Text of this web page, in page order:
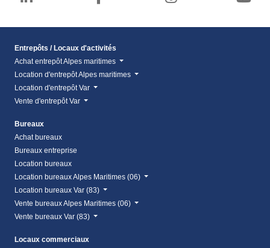
Entrepôts / Locaux d'activités
Achat entrepôt Alpes maritimes
Location d'entrepôt Alpes maritimes
Location d'entrepôt Var
Vente d'entrepôt Var
Bureaux
Achat bureaux
Bureaux entreprise
Location bureaux
Location bureaux Alpes Maritimes (06)
Location bureaux Var (83)
Vente bureaux Alpes Maritimes (06)
Vente bureaux Var (83)
Locaux commerciaux